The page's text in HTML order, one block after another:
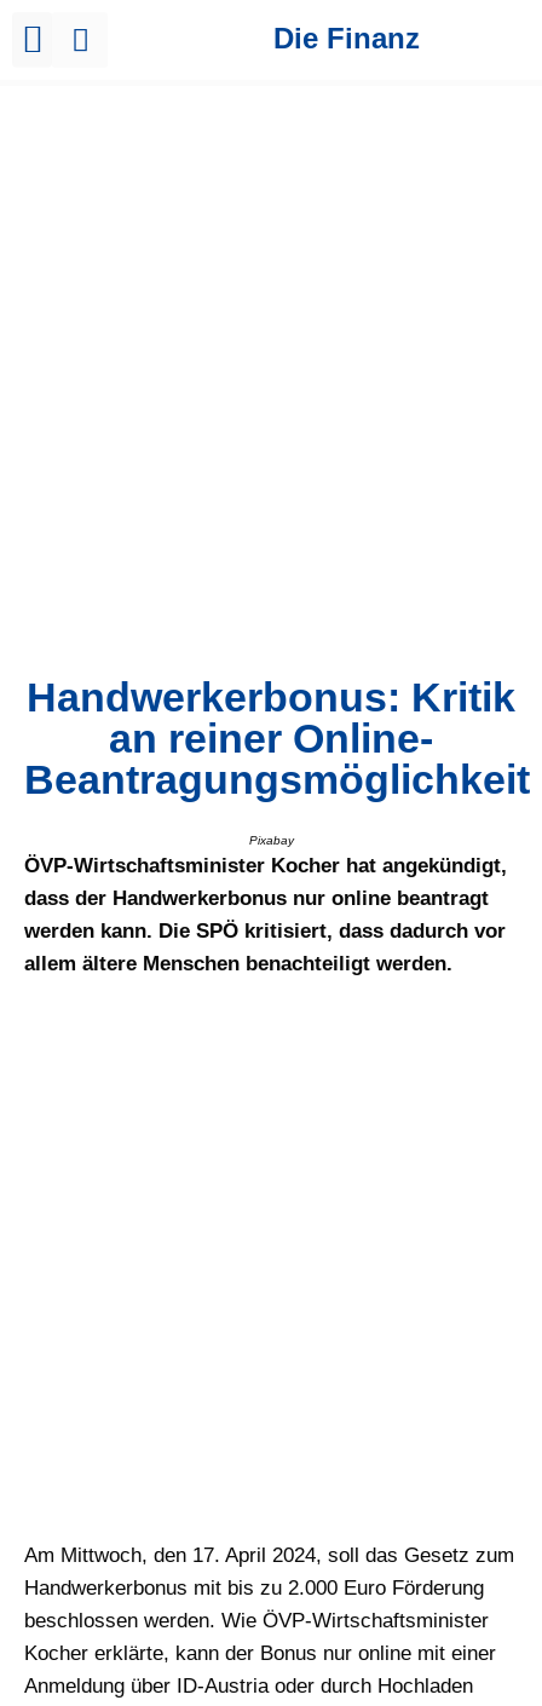
Die Finanz
Handwerkerbonus: Kritik
an reiner Online-
Beantragungsmöglichkeit
Pixabay
ÖVP-Wirtschaftsminister Kocher hat angekündigt,
dass der Handwerkerbonus nur online beantragt
werden kann. Die SPÖ kritisiert, dass dadurch vor
allem ältere Menschen benachteiligt werden.
Am Mittwoch, den 17. April 2024, soll das Gesetz zum
Handwerkerbonus mit bis zu 2.000 Euro Förderung
beschlossen werden. Wie ÖVP-Wirtschaftsminister
Kocher erklärte, kann der Bonus nur online mit einer
Anmeldung über ID-Austria oder durch Hochladen